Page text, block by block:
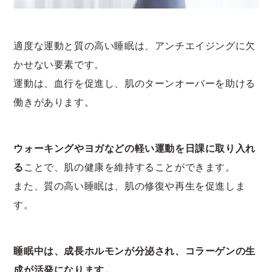
適度な運動と質の高い睡眠は、アンチエイジングに欠
かせない要素です。
運動は、血行を促進し、肌のターンオーバーを助ける
働きがあります。
ウォーキングやヨガなどの軽い運動を日課に取り入れ
ることで、肌の健康を維持することができます。
また、質の高い睡眠は、肌の修復や再生を促進しま
す。
睡眠中は、成長ホルモンが分泌され、コラーゲンの生
成が活発になります。